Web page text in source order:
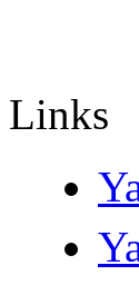
Links